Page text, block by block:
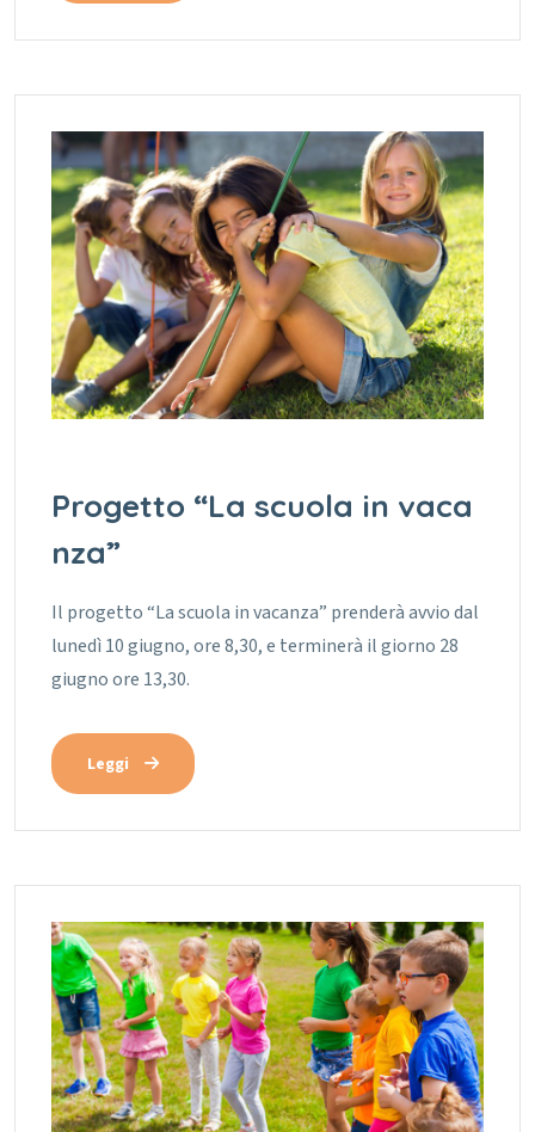
Progetto “La scuola in vaca
nza”
Il progetto “La scuola in vacanza” prenderà avvio dal
lunedì 10 giugno, ore 8,30, e terminerà il giorno 28
giugno ore 13,30.
Leggi